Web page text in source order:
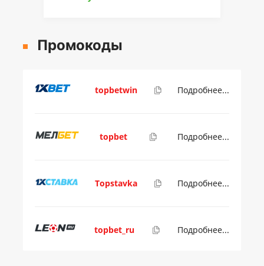
Промокоды
topbetwin Подробнее...
topbet Подробнее...
Topstavka Подробнее...
topbet_ru Подробнее...